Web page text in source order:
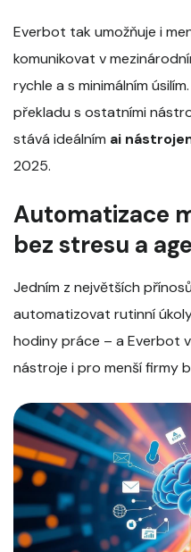
Everbot tak umožňuje i
komunikovat v
rychle a s minimálním
překladu s ostatními
stává ideálním ai
2025.
Automatizace
bez stresu a
Jedním z největších přínosů
automatizovat rutinní
hodiny práce – a Everbot
nástroje i pro menší firmy